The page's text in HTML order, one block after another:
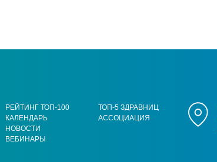
РЕЙТИНГ ТОП-100
КАЛЕНДАРЬ
НОВОСТИ
ВЕБИНАРЫ
ТОП-5 ЗДРАВНИЦ
АССОЦИАЦИЯ